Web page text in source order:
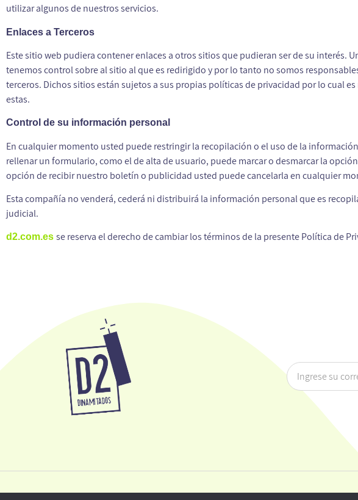
utilizar algunos de nuestros servicios.
Enlaces a Terceros
Este sitio web pudiera contener enlaces a otros sitios que pudieran ser de su interés.
tenemos control sobre al sitio al que es redirigido y por lo tanto no somos
terceros. Dichos sitios están sujetos a sus propias políticas de privacidad por lo cual
estas.
Control de su información personal
En cualquier momento usted puede restringir la recopilación o el uso de la
rellenar un formulario, como el de alta de usuario, puede marcar o desmarcar la
opción de recibir nuestro boletín o publicidad usted puede cancelarla en cualquier
Esta compañía no venderá, cederá ni distribuirá la información personal que es
judicial.
d2.com.es se reserva el derecho de cambiar los términos de la presente Política de